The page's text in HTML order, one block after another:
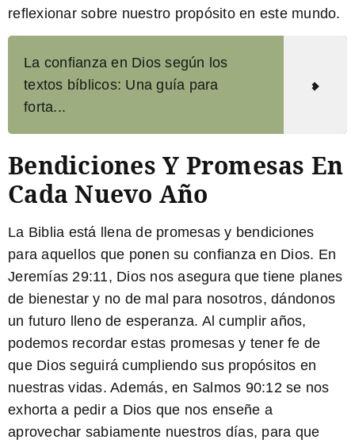
reflexionar sobre nuestro propósito en este mundo.
La confianza en Dios según los
textos bíblicos: Una guía para
forta...
Bendiciones Y Promesas En
Cada Nuevo Año
La Biblia está llena de promesas y bendiciones
para aquellos que ponen su confianza en Dios. En
Jeremías 29:11, Dios nos asegura que tiene planes
de bienestar y no de mal para nosotros, dándonos
un futuro lleno de esperanza. Al cumplir años,
podemos recordar estas promesas y tener fe de
que Dios seguirá cumpliendo sus propósitos en
nuestras vidas. Además, en Salmos 90:12 se nos
exhorta a pedir a Dios que nos enseñe a
aprovechar sabiamente nuestros días, para que